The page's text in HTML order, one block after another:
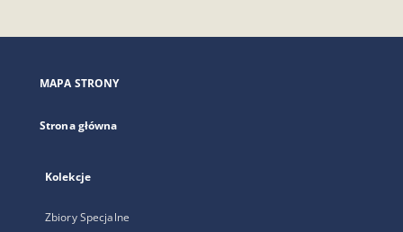
się
karcie
MAPA STRONY
Strona główna
Kolekcje
Zbiory Specjalne